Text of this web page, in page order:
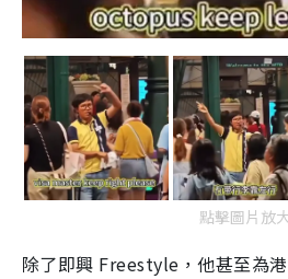
點擊圖片放
除了即興 Freestyle，他甚至為